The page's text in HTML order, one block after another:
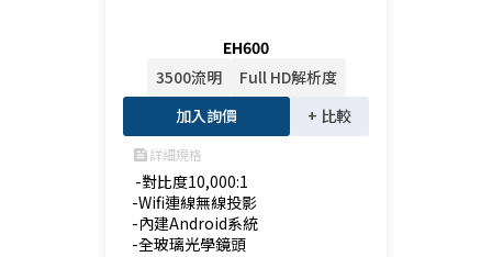
EH600
3500流明
Full HD解析度
加入詢價
+ 比較
feed詳細規格
-對比度10,000:1
-Wifi連線無線投影
-內建Android系統
-全玻璃光學鏡頭